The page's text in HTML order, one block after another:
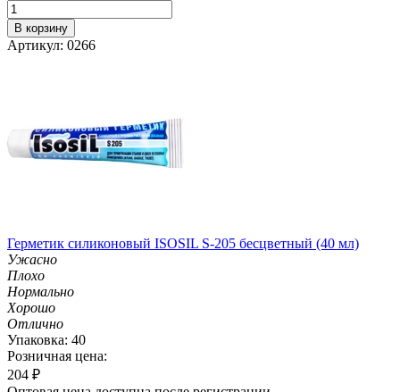
В корзину
Артикул: 0266
Герметик силиконовый ISOSIL S-205 бесцветный (40 мл)
Ужасно
Плохо
Нормально
Хорошо
Отлично
Упаковка: 40
Розничная цена:
204 ₽